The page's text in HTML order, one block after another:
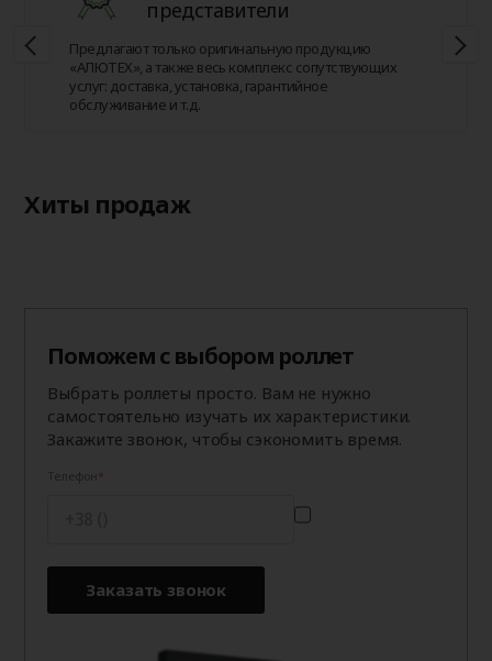
представители
Предлагают только оригинальную продукцию
«АЛЮТЕХ», а также весь комплекс сопутствующих
услуг: доставка, установка, гарантийное
обслуживание и т.д.
Хиты продаж
Поможем с выбором роллет
Выбрать роллеты просто. Вам не нужно
самостоятельно изучать их характеристики.
Закажите звонок, чтобы сэкономить время.
Заказать звонок